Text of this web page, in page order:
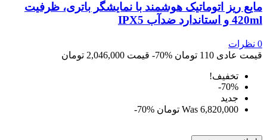
مایع ریز اتوماتیک هوشمند با نمایشگر باتری، ظرفیت
420ml و استاندارد ضدآب IPX5
0 نظرات
قیمت عادی 110 تومان ‎-70% قیمت 2,046,000 تومان
تخفیف!
‎-70%
جديد
Was 6,820,000 تومان ‎-70%